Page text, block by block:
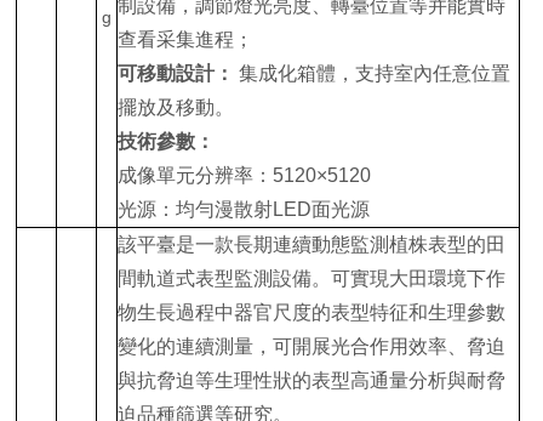
制設備，調節燈光亮度、轉臺位置等并能實時
查看采集進程；
可移動設計：集成化箱體，支持室內任意位置
擺放及移動。
技術參數：
成像單元分辨率：5120×5120
光源：均勻漫散射LED面光源
該平臺是一款長期連續動態監測植株表型的田
間軌道式表型監測設備。可實現大田環境下作
物生長過程中器官尺度的表型特征和生理參數
變化的連續測量，可開展光合作用效率、脅迫
與抗脅迫等生理性狀的表型高通量分析與耐脅
迫品種篩選等研究。